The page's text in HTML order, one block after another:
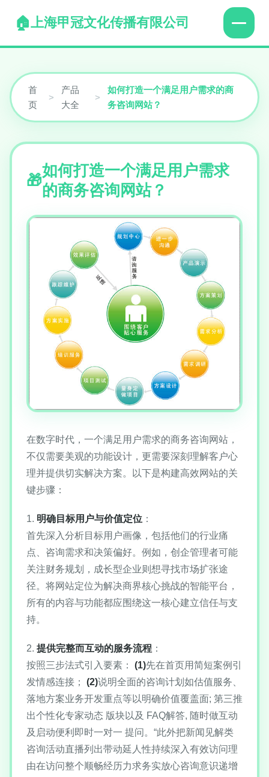
上海甲冠文化传播有限公司
首
页
>
产品
大全
>
如何打造一个满足用户需求的商
务咨询网站？
如何打造一个满足用户需求
的商务咨询网站？
在数字时代，一个满足用户需求的商务咨询网站，
不仅需要美观的功能设计，更需要深刻理解客户心
理并提供切实解决方案。以下是构建高效网站的关
键步骤：
1. 明确目标用户与价值定位 ：
首先深入分析目标用户画像，包括他们的行业痛
点、咨询需求和决策偏好。例如，创企管理者可能
关注财务规划，成长型企业则想寻找市场扩张途
径。将网站定位为解决商界核心挑战的智能平台，
所有的内容与功能都应围绕这一核心建立信任与支
持。
2. 提供完整而互动的服务流程 ：
按照三步法式引入要素： (1)先在首页用简短案例引
发情感连接； (2)说明全面的咨询计划如估值服务、
落地方案业务开发重点等以明确价值覆盖面; 第三推
出个性化专家动态 版块以及 FAQ解答, 随时做互动
及启动便利即时一对一 提问。“此外把新闻见解类
咨询活动直播列出带动延人性持续深入有效访问理
由在访问整个顺畅经历力求务实放心咨询意识递增